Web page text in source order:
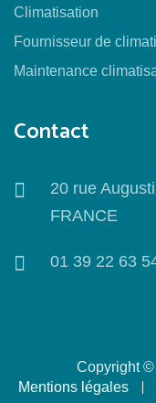
Climatisation
Fournisseur de
Maintenance
Contact
20 rue
FRANCE
01 39 22 63
Copyright ©
Mentions légales